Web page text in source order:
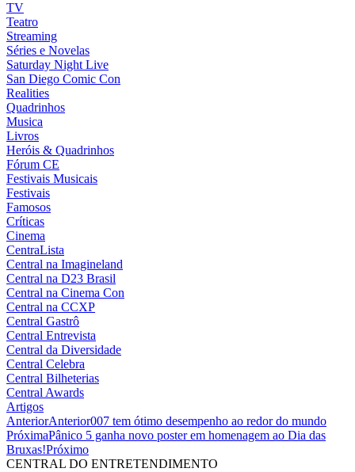
TV
Teatro
Streaming
Séries e Novelas
Saturday Night Live
San Diego Comic Con
Realities
Quadrinhos
Musica
Livros
Heróis & Quadrinhos
Fórum CE
Festivais Musicais
Festivais
Famosos
Críticas
Cinema
CentraLista
Central na Imagineland
Central na D23 Brasil
Central na Cinema Con
Central na CCXP
Central Gastrô
Central Entrevista
Central da Diversidade
Central Celebra
Central Bilheterias
Central Awards
Artigos
AnteriorAnterior007 tem ótimo desempenho ao redor do mundo
PróximaPânico 5 ganha novo poster em homenagem ao Dia das
Bruxas!Próximo
CENTRAL DO ENTRETENDIMENTO